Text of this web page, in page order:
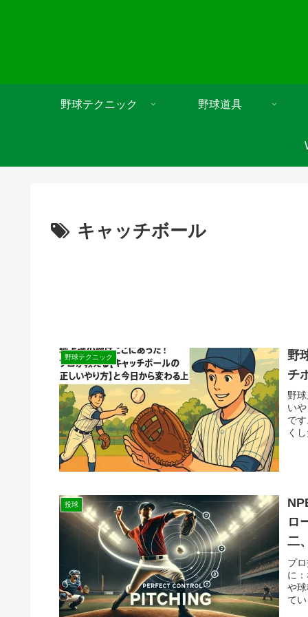
野球テクニック 野球道具
キャッチボール
野球テクニック
野
チ
野
い
で
く
投球
ロ
二
プ
に
や
て